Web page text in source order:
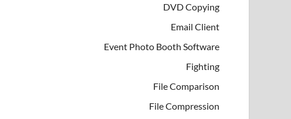
DVD Copying
Email Client
Event Photo Booth Software
Fighting
File Comparison
File Compression